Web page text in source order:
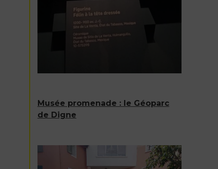
Musée promenade : le Géoparc
de Digne